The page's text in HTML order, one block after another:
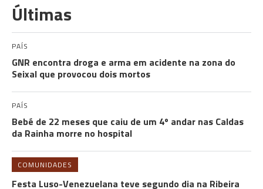
Últimas
PAÍS
GNR encontra droga e arma em acidente na zona do
Seixal que provocou dois mortos
PAÍS
Bebé de 22 meses que caiu de um 4º andar nas Caldas
da Rainha morre no hospital
COMUNIDADES
Festa Luso-Venezuelana teve segundo dia na Ribeira